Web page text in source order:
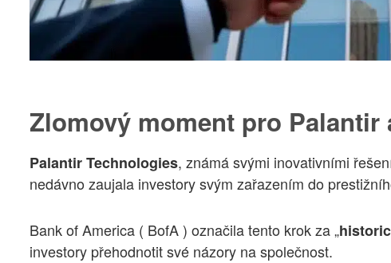
Zlomový moment pro Palantir
Palantir Technologies, známá svými inovativními
nedávno zaujala investory svým zařazením do
Bank of America ( BofA ) označila tento krok za „
investory přehodnotit své názory na společnost.